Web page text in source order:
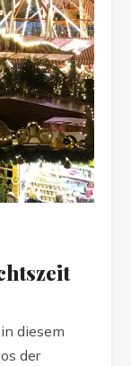
diesem
der